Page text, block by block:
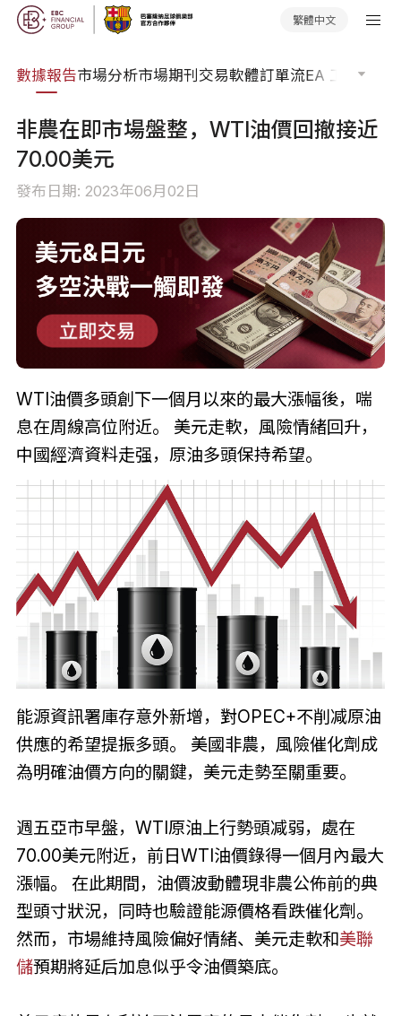
繁體中文
數據報告市場分析市場期刊交易軟體訂單流EA 工具庫
非農在即市場盤整，WTI油價回撤接近
70.00美元
發布日期: 2023年06月02日
WTI油價多頭創下一個月以來的最大漲幅後，喘
息在周線高位附近。 美元走軟，風險情緒回升，
中國經濟資料走强，原油多頭保持希望。
能源資訊署庫存意外新增，對OPEC+不削减原油
供應的希望提振多頭。 美國非農，風險催化劑成
為明確油價方向的關鍵，美元走勢至關重要。
週五亞市早盤，WTI原油上行勢頭减弱，處在
70.00美元附近，前日WTI油價錄得一個月內最大
漲幅。 在此期間，油價波動體現非農公佈前的典
型頭寸狀況，同時也驗證能源價格看跌催化劑。
然而，市場維持風險偏好情緒、美元走軟和美聯
儲預期將延后加息似乎令油價築底。